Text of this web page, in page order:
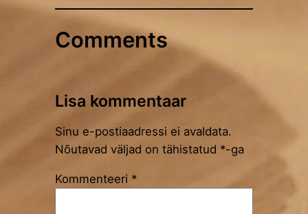
Comments
Lisa kommentaar
Sinu e-postiaadressi ei avaldata.
Nõutavad väljad on tähistatud *-ga
Kommenteeri *